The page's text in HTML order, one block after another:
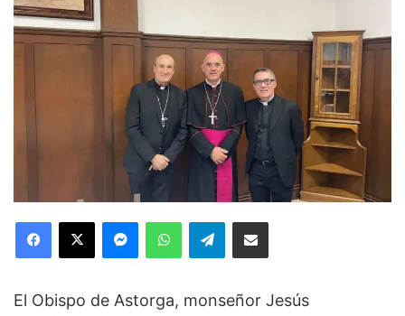
Facebook
X MessengerWhatsAppTelegramCompartir via Email
El Obispo de Astorga, monseñor Jesús